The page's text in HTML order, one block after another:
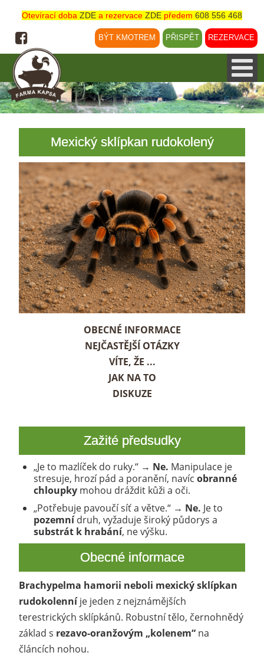
Otevírací doba ZDE a rezervace ZDE předem 608 556 468
REZERVACE
PŘISPĚT
BÝT KMOTREM
Mexický sklípkan rudokolený
OBECNÉ INFORMACE
NEJČASTĚJŠÍ OTÁZKY
VÍTE, ŽE ...
JAK NA TO
DISKUZE
Zažité předsudky
„Je to mazlíček do ruky.“ → Ne. Manipulace je
stresuje, hrozí pád a poranění, navíc obranné
chloupkymohou dráždit kůži a oči.
„Potřebuje pavoučí síť a větve.“ → Ne. Je to
pozemnídruh, vyžaduje široký půdorys a
substrát k hrabání, ne výšku.
Obecné informace
Brachypelma hamorii neboli mexický sklípkan
rudokolenníje jeden z nejznámějších
terestrických sklípkánů. Robustní tělo, černohnědý
základ s rezavo-oranžovým „kolenem“na
článcích nohou.